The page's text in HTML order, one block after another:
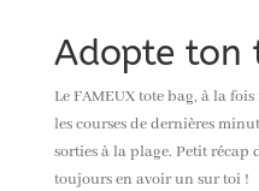
Adopte ton
Le FAMEUX tote bag, à la
les courses de dernières
sorties à la plage. Petit récap
toujours en avoir un sur toi !